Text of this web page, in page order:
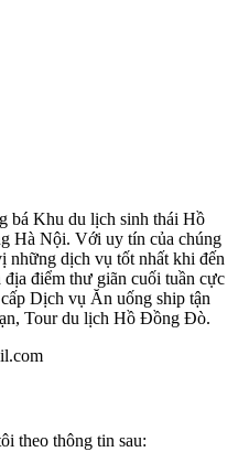
bá Khu du lịch sinh thái Hồ
Hà Nội. Với uy tín của chúng
những dịch vụ tốt nhất khi đến
điểm thư giãn cuối tuần cực
Dịch vụ Ăn uống ship tận
Tour du lịch Hồ Đồng Đò.
theo thông tin sau: